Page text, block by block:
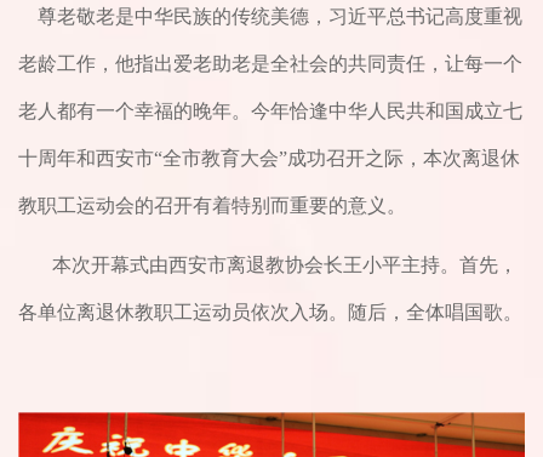
尊老敬老是中华民族的传统美德，习近平总书记高度重视
老龄工作，他指出爱老助老是全社会的共同责任，让每一个
老人都有一个幸福的晚年。今年恰逢中华人民共和国成立七
十周年和西安市“全市教育大会”成功召开之际，本次离退休
教职工运动会的召开有着特别而重要的意义。
本次开幕式由西安市离退教协会长王小平主持。首先，
各单位离退休教职工运动员依次入场。随后，全体唱国歌。